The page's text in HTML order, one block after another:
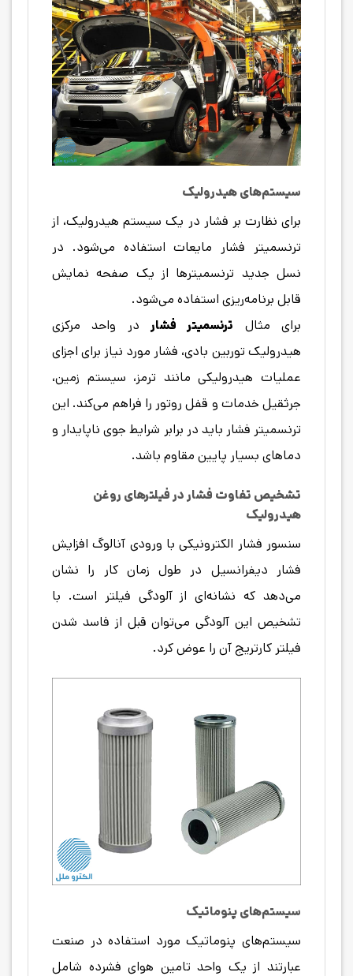
سیستم‌های هیدرولیک
برای نظارت بر فشار در یک سیستم هیدرولیک، از
ترنسمیتر فشار مایعات استفاده می‌شود. در
نسل جدید ترنسمیترها از یک صفحه نمایش
قابل برنامه‌ریزی استفاده می‌شود.
برای مثال ترنسمیتر فشار در واحد مرکزی
هیدرولیک توربین بادی، فشار مورد نیاز برای اجزای
عملیات هیدرولیکی مانند ترمز، سیستم زمین،
جرثقیل خدمات و قفل روتور را فراهم می‌کند. این
ترنسمیتر فشار باید در برابر شرایط جوی ناپایدار و
دماهای بسیار پایین مقاوم باشد.
تشخیص تفاوت فشار در فیلترهای روغن
هیدرولیک
سنسور فشار الکترونیکی با ورودی آنالوگ افزایش
فشار دیفرانسیل در طول زمان کار را نشان
می‌دهد که نشانه‌ای از آلودگی فیلتر است. با
تشخیص این آلودگی می‌توان قبل از فاسد شدن
فیلتر کارتریج آن را عوض کرد.
سیستم‌های پنوماتیک
سیستم‌های پنوماتیک مورد استفاده در صنعت
عبارتند از یک واحد تامین هوای فشرده شامل